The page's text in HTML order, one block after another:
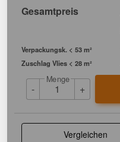
Gesamtpreis
Verpackungsk. < 53 m²
Zuschlag Vlies < 28 m²
-
Menge
+
Vergleichen